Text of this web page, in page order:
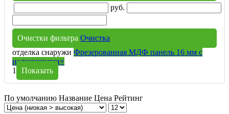
руб.
Очистки фильтра Очистка
отделка снаружи Фрезерованная МДФ панель 16 мм с
наличниками×
1
Показать
По умолчанию Название Цена Рейтинг